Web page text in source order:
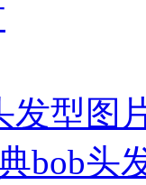
发型图
bob头